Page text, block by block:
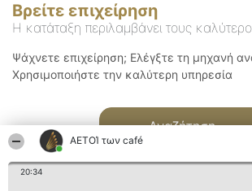
ΑΕΤΟΊ των café
20:34
Βρείτε επιχείρηση
Η κατάταξη περιλαμβάνει τους
Ψάχνετε επιχείρηση; Ελέγξτε τη μηχανή
Χρησιμοποιήστε την καλύτερη υπηρεσία
Αναζήτηση